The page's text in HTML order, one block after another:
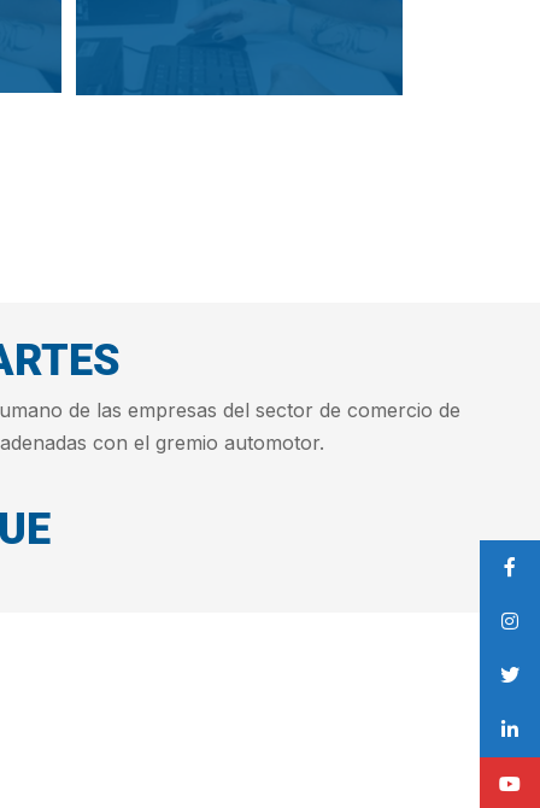
de las empresas del sector de comercio de
con el gremio automotor.